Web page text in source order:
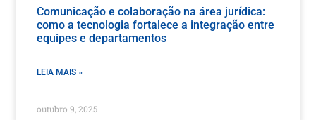
Comunicação e colaboração na área jurídica:
como a tecnologia fortalece a integração entre
equipes e departamentos
LEIA MAIS »
outubro 9, 2025